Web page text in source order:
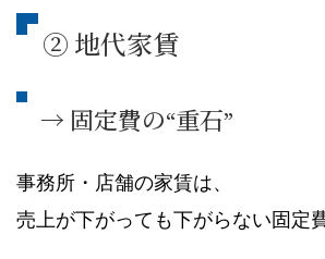
② 地代家賃
→ 固定費の“重石”
事務所・店舗の家賃は、
売上が下がっても下がらない固定